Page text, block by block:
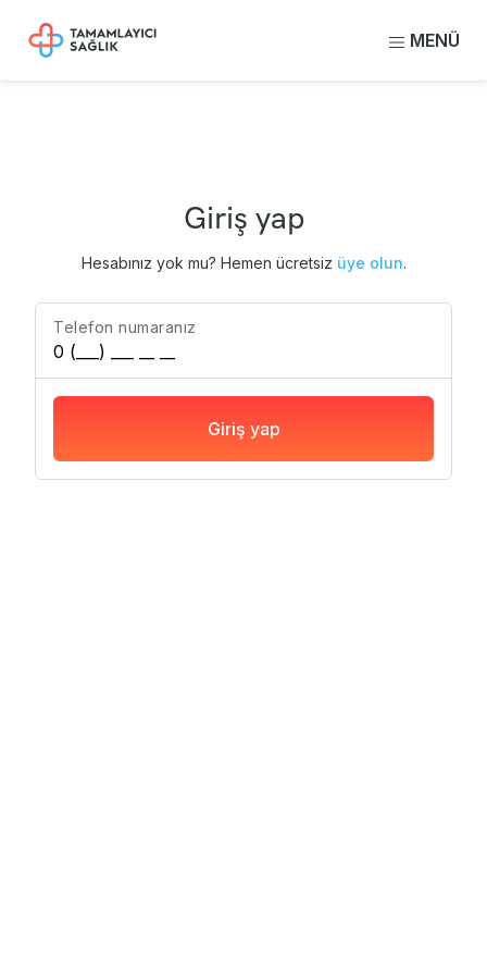
MENÜ
Giriş yap
Hesabınız yok mu? Hemen ücretsiz üye olun.
Telefon numaranız
Giriş yap